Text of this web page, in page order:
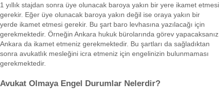
1 yıllık stajdan sonra üye olunacak baroya yakın bir yere ikamet etmesi
gerekir. Eğer üye olunacak baroya yakın değil ise oraya yakın bir
yerde ikamet etmesi gerekir. Bu şart baro levhasına yazılacağı için
gerekmektedir. Örneğin Ankara hukuk bürolarında görev yapacaksanız
Ankara da ikamet etmeniz gerekmektedir. Bu şartları da sağladıktan
sonra avukatlık mesleğini icra etmeniz için engelinizin bulunmaması
gerekmektedir.
Avukat Olmaya Engel Durumlar Nelerdir?